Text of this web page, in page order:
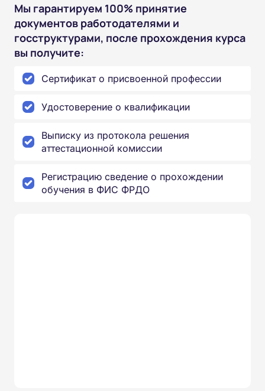
Мы гарантируем 100% принятие
документов работодателями и
госструктурами, после прохождения курса
вы получите:
Сертификат о присвоенной профессии
Удостоверение о квалификации
Выписку из протокола решения
аттестационной комиссии
Регистрацию сведение о прохождении
обучения в ФИС ФРДО